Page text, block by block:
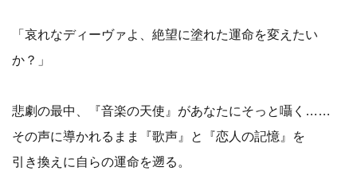
「哀れなディーヴァよ、絶望に塗れた運命を変えたい
か？」
悲劇の最中、『音楽の天使』があなたにそっと囁く……
その声に導かれるまま『歌声』と『恋人の記憶』を
引き換えに自らの運命を遡る。